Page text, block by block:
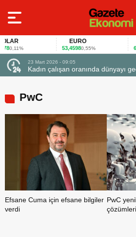
0,11%
EURO
53,45980,55%
23 Mart 2026 - 09:05
Kadın çalışan oranında dünyayı
PwC
Efsane Cuma için efsane bilgiler
verdi
PwC